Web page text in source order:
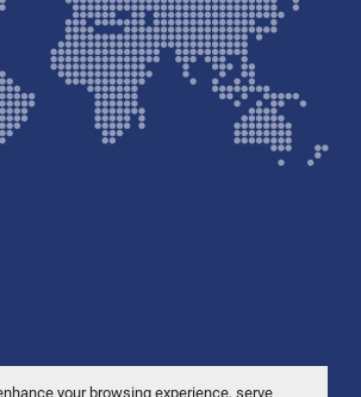
your browsing experience, serve